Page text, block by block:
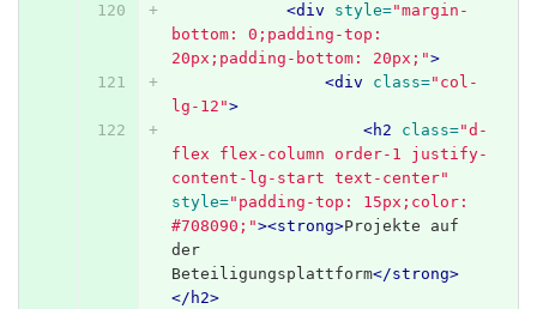
<div
style="margin-
bottom: 0;padding-top:
20px;padding-bottom: 20px;">
<div
class="col-
lg-12">
<h2
class="d-
flex flex-column order-1 justify-
content-lg-start text-center"
style="padding-top: 15px;color:
#708090;"><strong>Projekte auf
der
Beteiligungsplattform</strong>
</h2>